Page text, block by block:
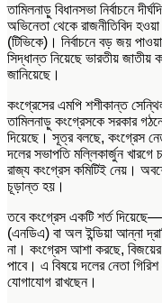
তামিলনাড়ু বিধানসভা নির্বাচনে
অভিনেতা থেকে রাজনীতিবিদ হওয়া
(টিভিকে)। নির্বাচনে বড় জয়
সিদ্ধান্ত নিয়েছেভারতীয় জাতীয়
জানিয়েছে।
কংগ্রেসের এমপি শশীকান্ত
তামিলনাড়ু কংগ্রেসকে সরকার
দিয়েছে। সূত্র বলছে, কংগ্রেস
দলের সভাপতিমল্লিকার্জুন খারগে
রাজ্য কংগ্রেস কমিটিই নেয়।
চূড়ান্ত হয়।
তবে কংগ্রেস একটি শর্ত
(এনডিএ) বা অল ইন্ডিয়া আন্না
না। কংগ্রেস আশা করছে, বিজয়ের
পাবে। এ বিষয়ে দলের নেতা গিরিশ
যোগাযোগ রাখছেন।